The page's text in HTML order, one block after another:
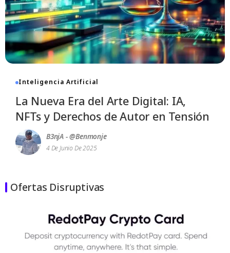
- 08:55 12 Min Read
Inteligencia Artificial
La Nueva Era del Arte Digital: IA,
NFTs y Derechos de Autor en Tensión
B3njA - @benmonje
4 De Junio De 2025
Ofertas Disruptivas